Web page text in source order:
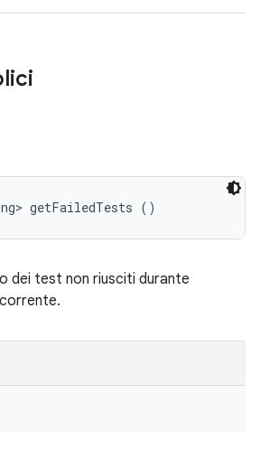
getFailedTests ()
dei test non riusciti durante